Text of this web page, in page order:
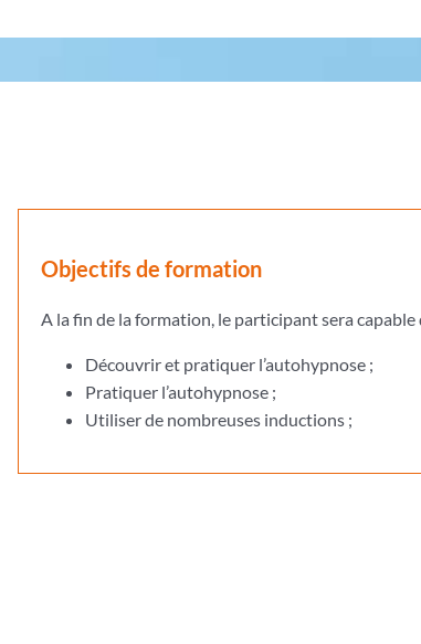
Objectifs de formation
A la fin de la formation, le participant sera capable
Découvrir et pratiquer l’autohypnose ;
Pratiquer l’autohypnose ;
Utiliser de nombreuses inductions ;